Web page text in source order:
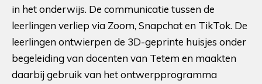
in het onderwijs. De communicatie tussen de
leerlingen verliep via Zoom, Snapchat en TikTok. De
leerlingen ontwierpen de 3D-geprinte huisjes onder
begeleiding van docenten van Tetem en maakten
daarbij gebruik van het ontwerpprogramma